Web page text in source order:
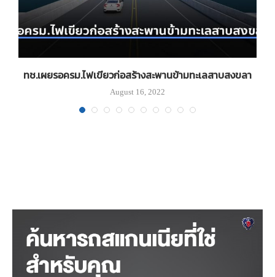
ทช.เผยรอครม.ไฟเขียวก่อสร้างสะพานข้ามทะเลสาบสงขลา
August 16, 2022